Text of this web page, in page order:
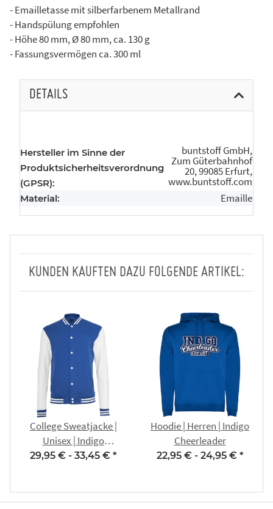
- Emailletasse mit silberfarbenem Metallrand
- Handspülung empfohlen
- Höhe 80 mm, Ø 80 mm, ca. 130 g
- Fassungsvermögen ca. 300 ml
DETAILS
Hersteller im Sinne der
Produktsicherheitsverordnung
(GPSR):
buntstoff GmbH,
Zum Güterbahnhof
20, 99085 Erfurt,
www.buntstoff.com
Material: Emaille
KUNDEN KAUFTEN DAZU FOLGENDE ARTIKEL:
College Sweatjacke |
Unisex | Indigo
Cheerleader
29,95 € - 33,45 € *
Hoodie | Herren | Indigo
Cheerleader
22,95 € - 24,95 € *